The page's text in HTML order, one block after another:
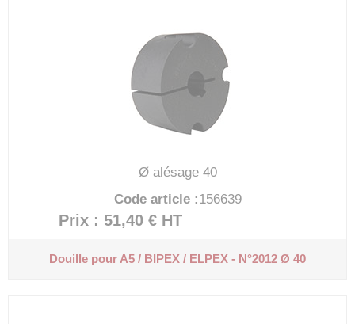
Ø alésage 40
Code article :156639
Prix : 51,40 € HT
Douille pour A5 / BIPEX / ELPEX - N°2012 Ø 40